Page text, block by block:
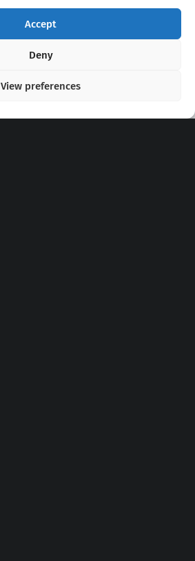
Accept
Deny
View preferences